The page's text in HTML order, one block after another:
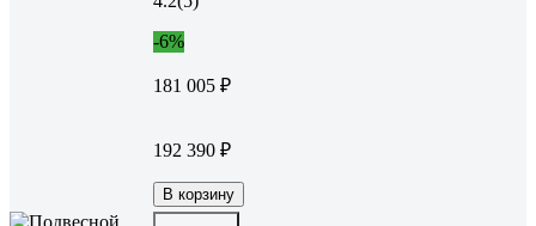
-6%
181 005 ₽
192 390 ₽
В корзину